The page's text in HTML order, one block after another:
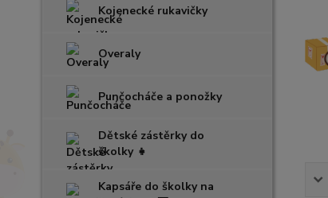
Kojenecké rukavičky
Overaly
Punčocháče a ponožky
Dětské zástěrky do
školky 👧
Kapsáře do školky na